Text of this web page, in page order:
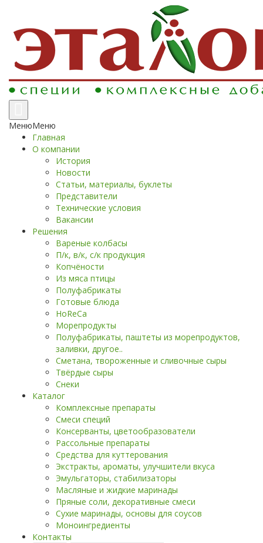
навигации
МенюМеню
Главная
О компании
История
Новости
Статьи, материалы, буклеты
Представители
Технические условия
Вакансии
Решения
Вареные колбасы
П/к, в/к, с/к продукция
Копчёности
Из мяса птицы
Полуфабрикаты
Готовые блюда
HoReCa
Морепродукты
Полуфабрикаты, паштеты из морепродуктов,
заливки, другое..
Сметана, твороженные и сливочные сыры
Твёрдые сыры
Снеки
Каталог
Комплексные препараты
Смеси специй
Консерванты, цветообразователи
Рассольные препараты
Средства для куттерования
Экстракты, ароматы, улучшители вкуса
Эмульгаторы, стабилизаторы
Масляные и жидкие маринады
Пряные соли, декоративные смеси
Сухие маринады, основы для соусов
Моноингредиенты
Контакты